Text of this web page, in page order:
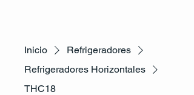
Inicio
Refrigeradores
Refrigeradores Horizontales
THC18